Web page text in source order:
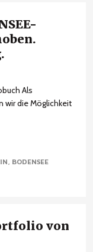
Als
wir die Möglichkeit
BODENSEE
von